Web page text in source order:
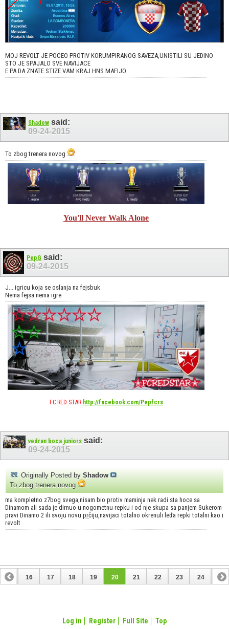
MOJ REVOLT JE POCEO PROTIV KORUMPIRANOG SAVEZA,UNISTILI SU JEDINO
STO JE SPAJALO SVE NAVIJACE
E PA DA ZNATE STIZE VAM KRAJ HNS MAFIJO
Shadow said:
09-24-2015
To zbog trenera novog
You'll Never Walk Alone
PepG said:
09-24-2015
J... igricu koja se oslanja na fejsbuk
Nema fejsa nema igre
FC RED STAR http://facebook.com/Pepfcrs
vedran boca juniors said:
09-24-2015
Originally Posted by Shadow
To zbog trenera novog
ma kompletno z7bog svega,nisam bio protiv maminja nek radi sta hoce sa
Dinamom ali sada je dirnuo u nogometnu repku i od nje skupa sa panjem Sukerom
pravi Dinamo 2 ili svoju novu prčiju,navijaci totalno okrenuli leđa repki totalni kao i
revolt
15 16 17 18 19 20 21 22 23 24 25
Log in Register Full Site Top